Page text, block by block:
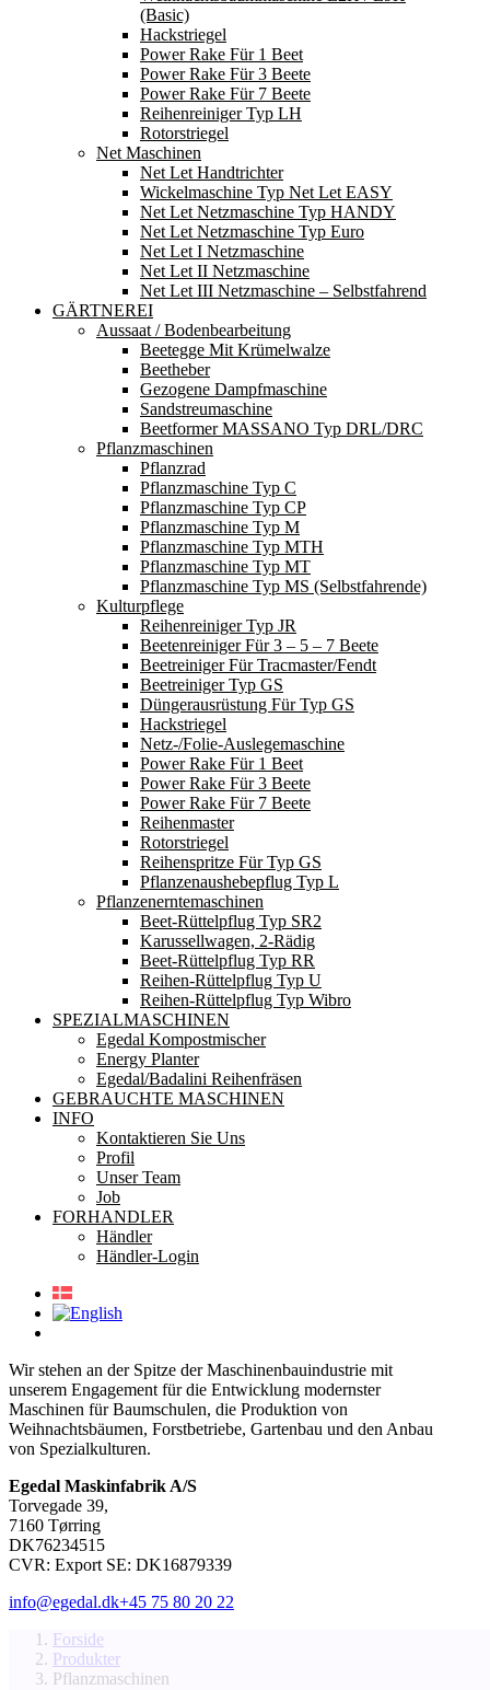
(basic)
Hackstriegel
Power Rake Für 1 Beet
Power Rake Für 3 Beete
Power Rake Für 7 Beete
Reihenreiniger Typ LH
Rotorstriegel
Net Maschinen
Net Let Handtrichter
Wickelmaschine Typ Net Let EASY
Net Let Netzmaschine Typ HANDY
Net Let Netzmaschine Typ Euro
Net Let I Netzmaschine
Net Let II Netzmaschine
Net Let III Netzmaschine – Selbstfahrend
GÄRTNEREI
Aussaat / Bodenbearbeitung
Beetegge Mit Krümelwalze
Beetheber
Gezogene Dampfmaschine
Sandstreumaschine
Beetformer MASSANO Typ DRL/DRC
Pflanzmaschinen
Pflanzrad
Pflanzmaschine Typ C
Pflanzmaschine Typ CP
Pflanzmaschine Typ M
Pflanzmaschine Typ MTH
Pflanzmaschine Typ MT
Pflanzmaschine Typ MS (Selbstfahrende)
Kulturpflege
Reihenreiniger Typ JR
Beetenreiniger Für 3 – 5 – 7 Beete
Beetreiniger Für Tracmaster/Fendt
Beetreiniger Typ GS
Düngerausrüstung Für Typ GS
Hackstriegel
Netz-/Folie-Auslegemaschine
Power Rake Für 1 Beet
Power Rake Für 3 Beete
Power Rake Für 7 Beete
Reihenmaster
Rotorstriegel
Reihenspritze Für Typ GS
Pflanzenaushebepflug Typ L
Pflanzenerntemaschinen
Beet-Rüttelpflug Typ SR2
Karussellwagen, 2-Rädig
Beet-Rüttelpflug Typ RR
Reihen-Rüttelpflug Typ U
Reihen-Rüttelpflug Typ Wibro
SPEZIALMASCHINEN
Egedal Kompostmischer
Energy Planter
Egedal/Badalini Reihenfräsen
GEBRAUCHTE MASCHINEN
INFO
Kontaktieren Sie Uns
Profil
Unser Team
Job
FORHANDLER
Händler
Händler-Login
Wir stehen an der Spitze der Maschinenbauindustrie mit
unserem Engagement für die Entwicklung modernster
Maschinen für Baumschulen, die Produktion von
Weihnachtsbäumen, Forstbetriebe, Gartenbau und den Anbau
von Spezialkulturen.
Egedal Maskinfabrik A/S
Torvegade 39,
7160 Tørring
DK76234515
CVR: Export SE: DK16879339
info@egedal.dk+45 75 80 20 22
Forside
Produkter
Pflanzmaschinen